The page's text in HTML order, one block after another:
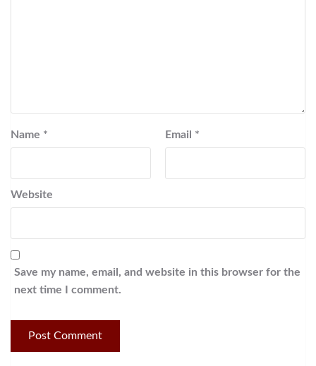
Name * Email *
Website
Save my name, email, and website in this browser for the
next time I comment.